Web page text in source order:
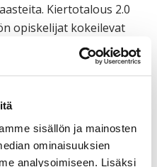
sisällön ja mainosten
ominaisuuksien
analysoimiseen. Lisäksi
Kiertotalous 2.0
opiskelijat kokeilevat
alueen ja sen
Esimerkiksi
menetelmille.
Topinpuisto tarjoaa
hukkalämmön ja